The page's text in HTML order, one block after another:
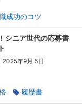
成功のコツ
シニア世代の応募書
2025年9月 5日
履歴書